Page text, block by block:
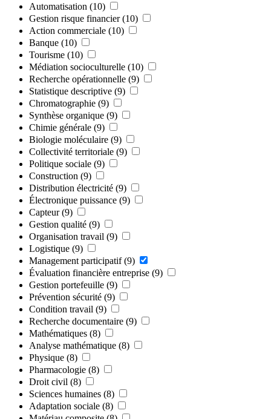
Automatisation (10)
Gestion risque financier (10)
Action commerciale (10)
Banque (10)
Tourisme (10)
Médiation socioculturelle (10)
Recherche opérationnelle (9)
Statistique descriptive (9)
Chromatographie (9)
Synthèse organique (9)
Chimie générale (9)
Biologie moléculaire (9)
Collectivité territoriale (9)
Politique sociale (9)
Construction (9)
Distribution électricité (9)
Électronique puissance (9)
Capteur (9)
Gestion qualité (9)
Organisation travail (9)
Logistique (9)
Management participatif (9)
Évaluation financière entreprise (9)
Gestion portefeuille (9)
Prévention sécurité (9)
Condition travail (9)
Recherche documentaire (9)
Mathématiques (8)
Analyse mathématique (8)
Physique (8)
Pharmacologie (8)
Droit civil (8)
Sciences humaines (8)
Adaptation sociale (8)